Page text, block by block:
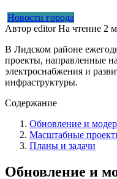
Новости города
Автор editor На чтение 2
В Лидском районе
проекты, направленные
электроснабжения и
инфраструктуры.
Содержание
Обновление и
Масштабные
Планы и задачи
Обновление и